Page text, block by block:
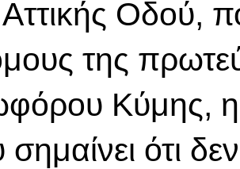
Αττικής Οδού,
της
Κύμης, η
ότι